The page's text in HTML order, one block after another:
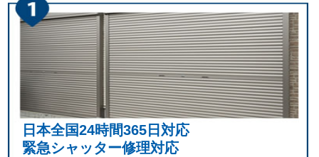
日本全国24時間365日対応
緊急シャッター修理対応